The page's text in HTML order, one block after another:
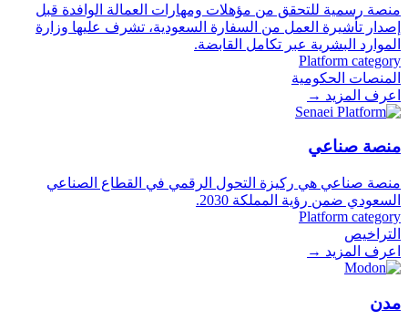
منصة رسمية للتحقق من مؤهلات ومهارات العمالة الوافدة قبل
إصدار تأشيرة العمل من السفارة السعودية، تشرف عليها وزارة
الموارد البشرية عبر تكامل القابضة.
Platform category
المنصات الحكومية
اعرف المزيد →
منصة صناعي
منصة صناعي هي ركيزة التحول الرقمي في القطاع الصناعي
السعودي ضمن رؤية المملكة 2030.
Platform category
التراخيص
اعرف المزيد →
مدن